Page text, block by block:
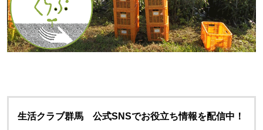
生活クラブ群馬 公式SNSでお役立ち情報を配信中！